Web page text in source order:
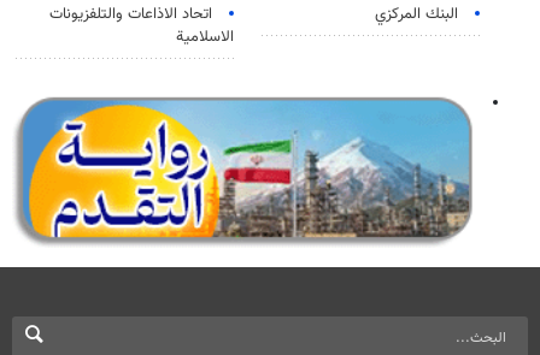
البنك المركزي
اتحاد الاذاعات والتلفزيونات
الاسلامية